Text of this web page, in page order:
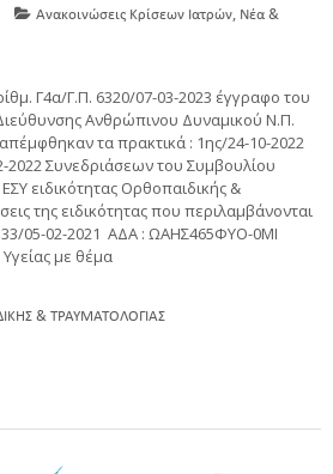
Ανακοινώσεις Κρίσεων Ιατρών, Νέα &
Γ4α/Γ.Π. 6320/07-03-2023 έγγραφο του
Ανθρώπινου Δυναμικού Ν.Π.
τα πρακτικά : 1ης/24-10-2022
2022 Συνεδριάσεων του Συμβουλίου
ειδικότητας Ορθοπαιδικής &
της ειδικότητας που περιλαμβάνονται
05-02-2021 ΑΔΑ : ΩΑΗΣ465ΦΥΟ-0ΜΙ
με θέμα
& ΤΡΑΥΜΑΤΟΛΟΓΙΑΣ